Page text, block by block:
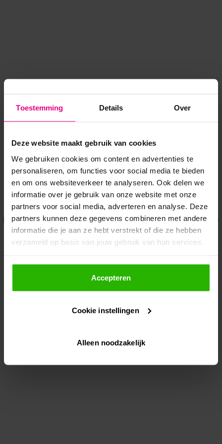
Toestemming Details Over
Deze website maakt gebruik van cookies
We gebruiken cookies om content en advertenties te
personaliseren, om functies voor social media te bieden
en om ons websiteverkeer te analyseren. Ook delen we
informatie over je gebruik van onze website met onze
partners voor social media, adverteren en analyse. Deze
partners kunnen deze gegevens combineren met andere
informatie die je aan ze hebt verstrekt of die ze hebben
verzameld op basis van jouw gebruik van hun services.
Als je op "Accepteer" klikt, dan geef je Voordeeluitjes.nl
toestemming om cookies voor social media en
gepersonaliseerde advertenties te plaatsen.
Lees hier meer over in onsprivacybeleid
Via "Cookie instellingen" kun je ook zelf instellen welke
Accepteren
Cookie instellingen
Alleen noodzakelijk
Application error: a client-side exception has occurred while
loadingwww.voordeeluitjes.nl (see the browser console for more
information).